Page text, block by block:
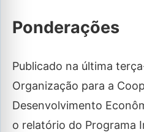
Ponderações
Publicado na última
Organização para a
Desenvolvimento
o relatório do Programa